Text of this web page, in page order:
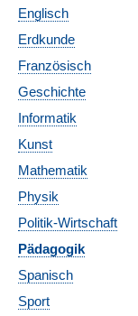
Englisch
Erdkunde
Französisch
Geschichte
Informatik
Kunst
Mathematik
Physik
Politik-Wirtschaft
Pädagogik
Spanisch
Sport